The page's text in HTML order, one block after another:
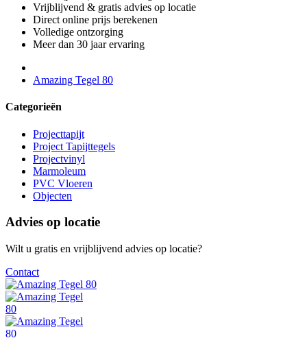
Vrijblijvend & gratis advies op locatie
Direct online prijs berekenen
Volledige ontzorging
Meer dan 30 jaar ervaring
Amazing Tegel 80
Categorieën
Projecttapijt
Project Tapijttegels
Projectvinyl
Marmoleum
PVC Vloeren
Objecten
Advies op locatie
Wilt u gratis en vrijblijvend advies op locatie?
Contact